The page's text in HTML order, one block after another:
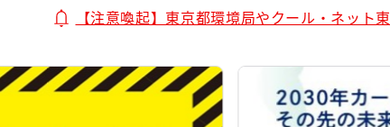
【注意喚起】東京都環境局やクール・ネッ